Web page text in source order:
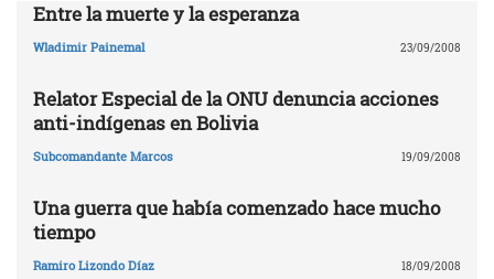
Entre la muerte y la esperanza
Wladimir Painemal 23/09/2008
Relator Especial de la ONU denuncia acciones
anti-indígenas en Bolivia
Subcomandante Marcos 19/09/2008
Una guerra que había comenzado hace mucho
tiempo
Ramiro Lizondo Díaz 18/09/2008